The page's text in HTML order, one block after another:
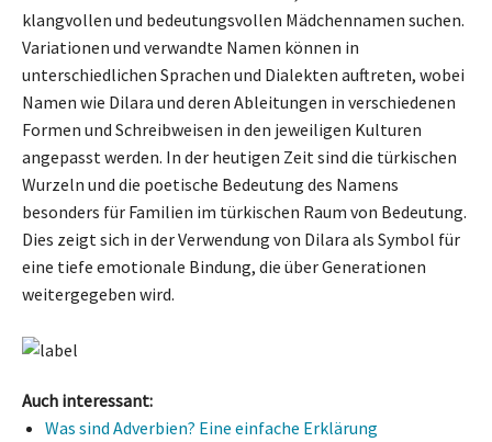
klangvollen und bedeutungsvollen Mädchennamen suchen.
Variationen und verwandte Namen können in
unterschiedlichen Sprachen und Dialekten auftreten, wobei
Namen wie Dilara und deren Ableitungen in verschiedenen
Formen und Schreibweisen in den jeweiligen Kulturen
angepasst werden. In der heutigen Zeit sind die türkischen
Wurzeln und die poetische Bedeutung des Namens
besonders für Familien im türkischen Raum von Bedeutung.
Dies zeigt sich in der Verwendung von Dilara als Symbol für
eine tiefe emotionale Bindung, die über Generationen
weitergegeben wird.
Auch interessant:
Was sind Adverbien? Eine einfache Erklärung